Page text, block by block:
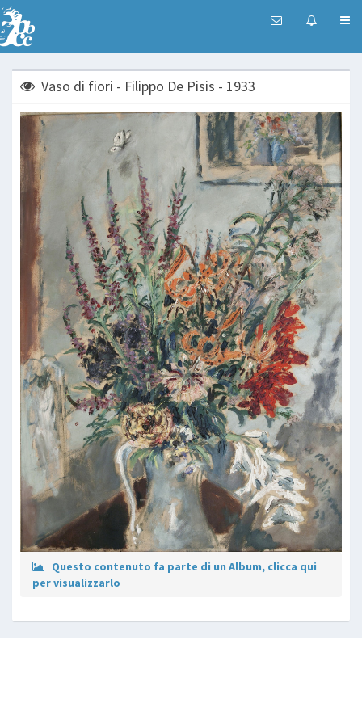
Vaso di fiori - Filippo De Pisis - 1933
Questo contenuto fa parte di un Album, clicca qui
per visualizzarlo